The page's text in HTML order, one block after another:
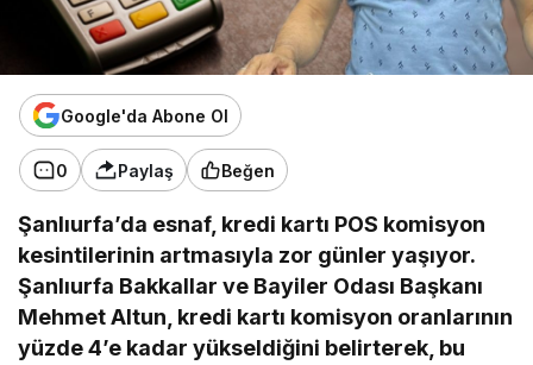
Google'da Abone Ol
0 Paylaş Beğen
Şanlıurfa’da esnaf, kredi kartı POS komisyon
kesintilerinin artmasıyla zor günler yaşıyor.
Şanlıurfa Bakkallar ve Bayiler Odası Başkanı
Mehmet Altun, kredi kartı komisyon oranlarının
yüzde 4’e kadar yükseldiğini belirterek, bu